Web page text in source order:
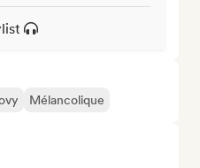
Mélancolique